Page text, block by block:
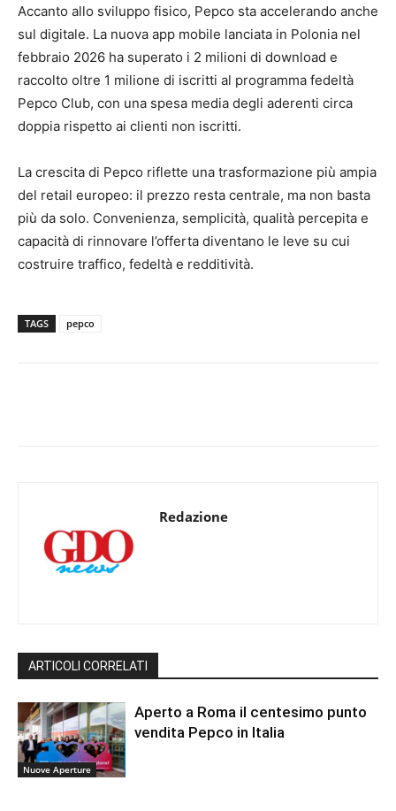
Accanto allo sviluppo fisico, Pepco sta accelerando anche
sul digitale. La nuova app mobile lanciata in Polonia nel
febbraio 2026 ha superato i 2 milioni di download e
raccolto oltre 1 milione di iscritti al programma fedeltà
Pepco Club, con una spesa media degli aderenti circa
doppia rispetto ai clienti non iscritti.
La crescita di Pepco riflette una trasformazione più ampia
del retail europeo: il prezzo resta centrale, ma non basta
più da solo. Convenienza, semplicità, qualità percepita e
capacità di rinnovare l’offerta diventano le leve su cui
costruire traffico, fedeltà e redditività.
TAGS pepco
Redazione
ARTICOLI CORRELATI
Nuove Aperture
Aperto a Roma il centesimo punto
vendita Pepco in Italia